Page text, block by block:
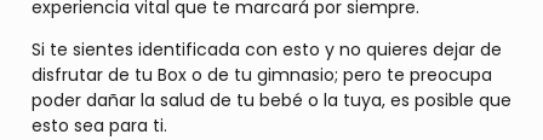
experiencia vital que te marcará por siempre.
Si te sientes identificada con esto y no quieres dejar de
disfrutar de tu Box o de tu gimnasio; pero te preocupa
poder dañar la salud de tu bebé o la tuya, es posible que
esto sea para ti.